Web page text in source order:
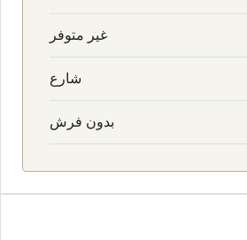
غير متوفر
شارع
بدون فرش